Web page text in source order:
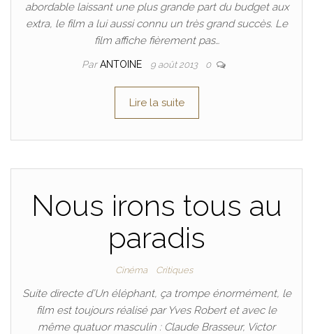
abordable laissant une plus grande part du budget aux
extra, le film a lui aussi connu un très grand succès. Le
film affiche fièrement pas…
ParANTOINE 9 août 2013 0
Lire la suite
Nous irons tous au
paradis
Cinéma Critiques
Suite directe d’Un éléphant, ça trompe énormément, le
film est toujours réalisé par Yves Robert et avec le
même quatuor masculin : Claude Brasseur, Victor